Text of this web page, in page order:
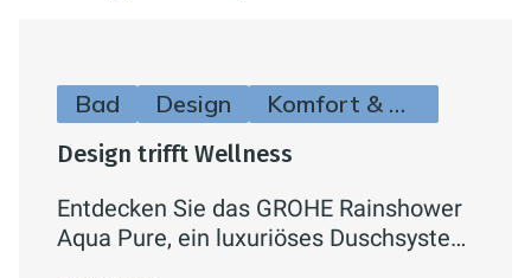
Bad Design Komfort & Hygiene
Design trifft Wellness
Entdecken Sie das GROHE Rainshower
Aqua Pure, ein luxuriöses Duschsystem